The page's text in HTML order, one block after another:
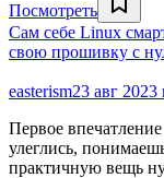
Посмотреть
Сам себе Linux
свою прошивку с
easterism23 авг 2023
Первое
улеглись,
практичную вещь